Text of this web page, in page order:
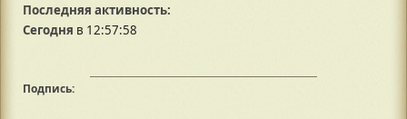
Последняя активность:
Сегодня в 12:57:58
Подпись: